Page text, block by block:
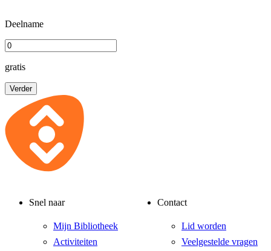
Deelname
gratis
Verder
Snel naar
Mijn Bibliotheek
Activiteiten
Contact
Lid worden
Veelgestelde vragen